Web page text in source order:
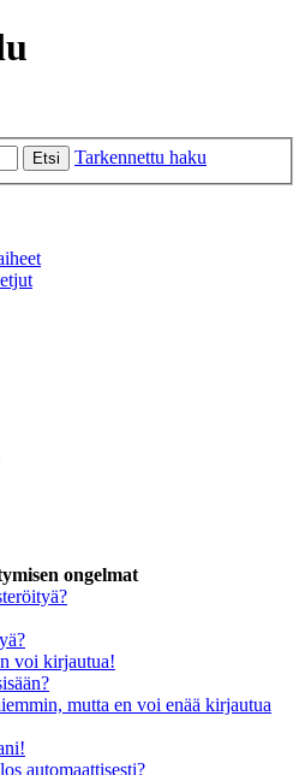
Etsi Tarkennettu haku
ongelmat
voi kirjautua!
mutta en voi enää kirjautua
automaattisesti?